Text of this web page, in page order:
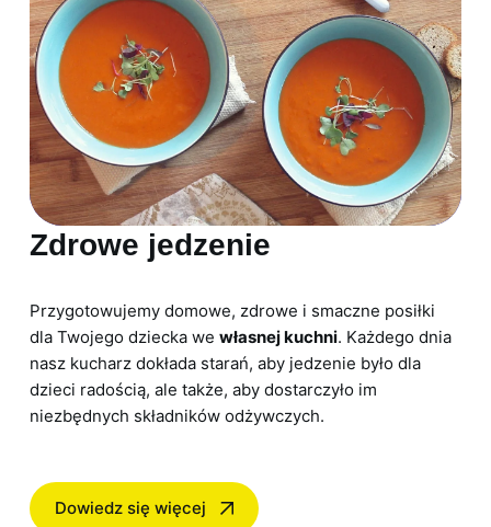
Zdrowe jedzenie
Przygotowujemy domowe, zdrowe i smaczne posiłki
dla Twojego dziecka we własnej kuchni. Każdego dnia
nasz kucharz dokłada starań, aby jedzenie było dla
dzieci radością, ale także, aby dostarczyło im
niezbędnych składników odżywczych.
Dowiedz się więcej